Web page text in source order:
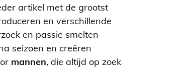
artikel met de grootst
en verschillende
en passie smelten
seizoen en creëren
mannen, die altijd op zoek